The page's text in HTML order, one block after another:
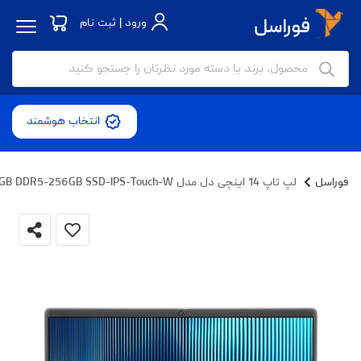
ورود | ثبت نام
انتخاب هوشمند
فوراسل لپ تاپ 14 اینچی دل مدل LATITUDE 7440-i5 1345U-16GB DDR5-256GB SSD-IPS-Touch-W